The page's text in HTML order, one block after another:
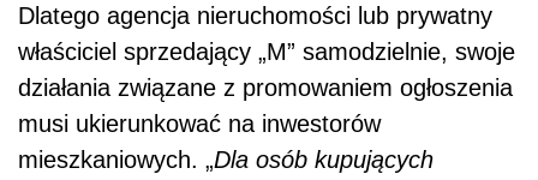
Dlatego agencja nieruchomości lub prywatny
właściciel sprzedający „M” samodzielnie, swoje
działania związane z promowaniem ogłoszenia
musi ukierunkować na inwestorów
mieszkaniowych. „Dla osób kupujących